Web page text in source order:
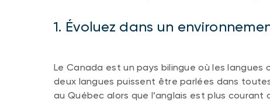
1. Évoluez dans un
Le Canada est un pays bilingue où les langues
deux langues puissent être parlées dans
au Québec alors que l’anglais est plus courant